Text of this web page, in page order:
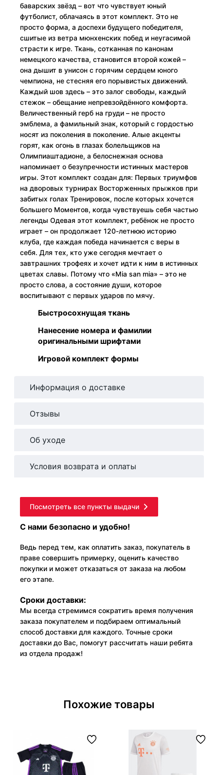
баварских звёзд – вот что чувствует юный
футболист, облачаясь в этот комплект. Это не
просто форма, а доспехи будущего победителя,
сшитые из ветра мюнхенских побед и неугасимой
страсти к игре. Ткань, сотканная по канонам
немецкого качества, становится второй кожей –
она дышит в унисон с горячим сердцем юного
чемпиона, не стесняя его порывистых движений.
Каждый шов здесь – это залог свободы, каждый
стежок – обещание непревзойдённого комфорта.
Величественный герб на груди – не просто
эмблема, а фамильный знак, который с гордостью
носят из поколения в поколение. Алые акценты
горят, как огонь в глазах болельщиков на
Олимпиаштадионе, а белоснежная основа
напоминает о безупречности истинных мастеров
игры. Этот комплект создан для: Первых триумфов
на дворовых турнирах Восторженных прыжков при
забитых голах Тренировок, после которых хочется
большего Моментов, когда чувствуешь себя частью
легенды Одевая этот комплект, ребёнок не просто
играет – он продолжает 120-летнюю историю
клуба, где каждая победа начинается с веры в
себя. Для тех, кто уже сегодня мечтает о
завтрашних трофеях и хочет идти к ним в истинных
цветах славы. Потому что «Mia san mia» – это не
просто слова, а состояние души, которое
воспитывают с первых ударов по мячу.
Быстросохнущая ткань
Нанесение номера и фамилии
оригинальными шрифтами
Игровой комплект формы
Информация о доставке
Отзывы
Об уходе
Условия возврата и оплаты
Посмотреть все пункты выдачи
С нами безопасно и удобно!
Ведь перед тем, как оплатить заказ, покупатель в
праве совершить примерку, оценить качество
покупки и может отказаться от заказа на любом
его этапе.
Сроки доставки:
Мы всегда стремимся сократить время получения
заказа покупателем и подбираем оптимальный
способ доставки для каждого. Точные сроки
доставки до Вас, помогут рассчитать наши ребята
из отдела продаж!
Похожие товары